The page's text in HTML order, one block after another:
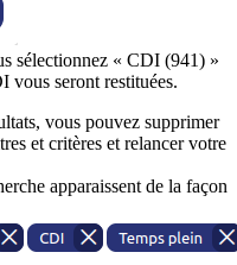
sélectionnez « CDI (941) »
vous seront restituées.
vous pouvez supprimer
et critères et relancer votre
apparaissent de la façon